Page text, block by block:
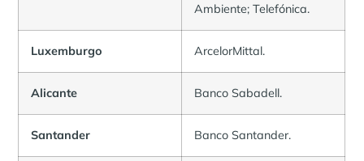
Ambiente; Telefónica.
Luxemburgo ArcelorMittal.
Alicante Banco Sabadell.
Santander Banco Santander.